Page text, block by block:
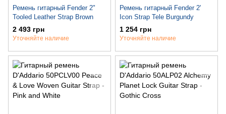
Ремень гитарный Fender 2"
Tooled Leather Strap Brown
2 493 грн
Уточняйте наличие
Ремень гитарный Fender 2'
Icon Strap Tele Burgundy
1 254 грн
Уточняйте наличие